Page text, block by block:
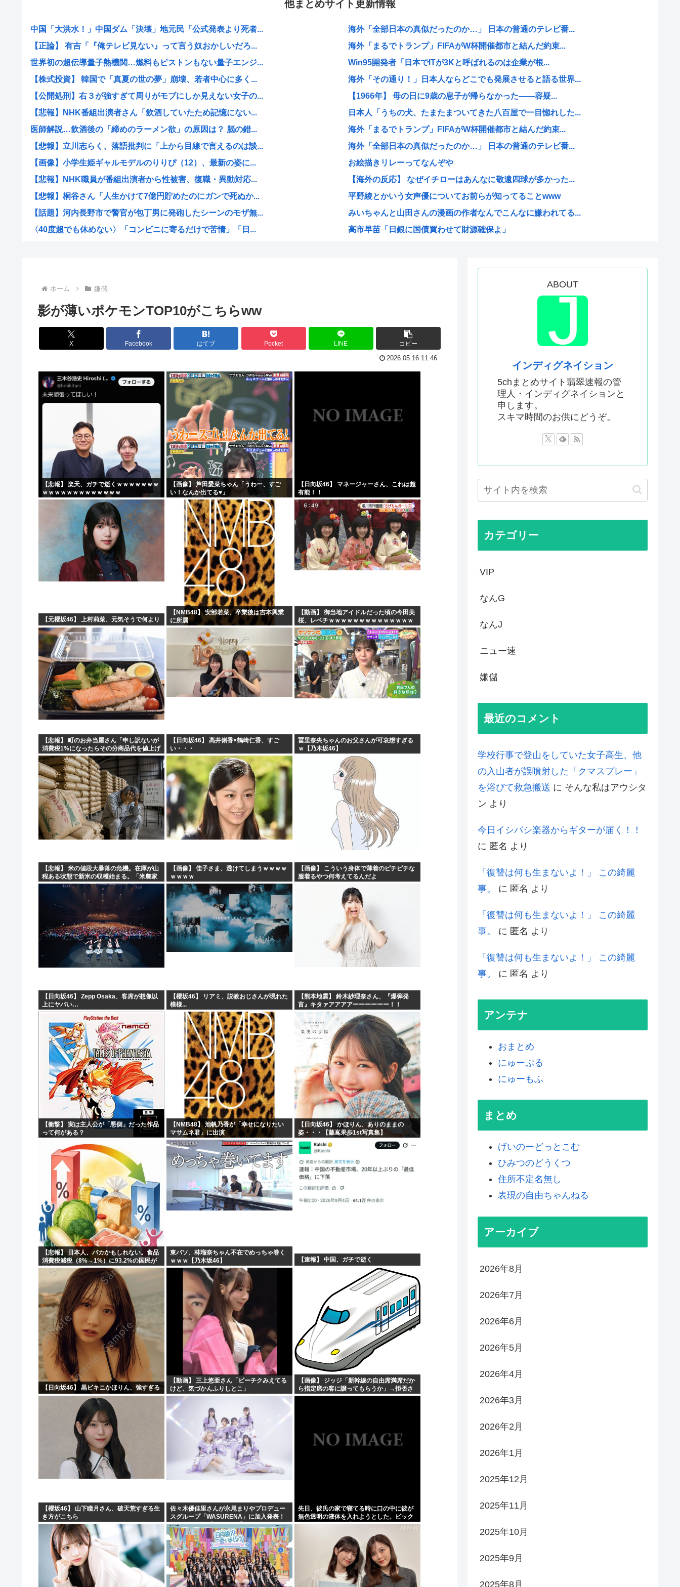
他まとめサイト更新情報
中国「大洪水！」中国ダム「決壊」地元民「公式発表より死者...
【正論】 有吉「『俺テレビ見ない』って言う奴おかしいだろ...
世界初の超伝導量子熱機関…燃料もピストンもない量子エンジ...
【株式投資】 韓国で「真夏の世の夢」崩壊、若者中心に多く...
【公開処刑】右３が強すぎて周りがモブにしか見えない女子の...
【悲報】NHK番組出演者さん「飲酒していたため記憶にない...
医師解説…飲酒後の「締めのラーメン欲」の原因は？ 脳の錯...
【悲報】立川志らく、落語批判に「上から目線で言えるのは談...
【画像】小学生姫ギャルモデルのりりぴ（12）、最新の姿に...
【悲報】NHK職員が番組出演者から性被害、復職・異動対応...
【悲報】桐谷さん「人生かけて7億円貯めたのにガンで死ぬか...
【話題】河内長野市で警官が包丁男に発砲したシーンのモザ無...
〈40度超でも休めない〉「コンビニに寄るだけで苦情」「日...
【悲報】NHK職員が番組出演者から性被害・・・・・・・・...
【正論】有吉さん、「テレビ見ない」発言をする無神経な一般...
【悲報】ガンダムの戦艦さん、モビルスーツに簡単に落とされ...
【悲報】国民栄誉賞の記念品に「高市早苗」と彫ってあって炎...
【悲報】渡邊渚、PTSDへの無理解に「同じ病気になったこ...
【悲報】車で要らない装備、「電動シート」に決まる・・・
【悲報】性的暴行事件の元ジャンポケ斉藤慎二被告に懲役7年...
【HUNTER×HUNTER】あたしの昔の写真見せようか...
【動画】 石破「公約を果たすというが、減税しますは公約で...
アクションカメラのGoPro、もう誰も使ってない
【闇深】小学館の編集者オジサン、グラドルを密室に呼び出し...
【画像】松本人志さん、大勢の若いファンに囲まれてご満悦w...
海外「全部日本の真似だったのか…」 日本の普通のテレビ番...
海外「まるでトランプ」FIFAがW杯開催都市と結んだ約束...
Win95開発者「日本でITが3Kと呼ばれるのは企業が根...
海外「その通り！」日本人ならどこでも発展させると語る世界...
【1966年】 母の日に9歳の息子が帰らなかった——容疑...
日本人「うちの犬、たまたまついてきた八百屋で一目惚れした...
海外「まるでトランプ」FIFAがW杯開催都市と結んだ約束...
海外「全部日本の真似だったのか…」 日本の普通のテレビ番...
お絵描きリレーってなんぞや
【海外の反応】 なぜイチローはあんなに敬遠四球が多かった...
平野綾とかいう女声優についてお前らが知ってることwww
みいちゃんと山田さんの漫画の作者なんでこんなに嫌われてる...
高市早苗「日銀に国債買わせて財源確保よ」
高市早苗さん、熊本避難所までいって謎の顔面ライトアップシ...
海外「日本のアニメがここまで泣けるなんて…！」海外のアニ...
ひなこのーと作者、ついに一線を超える
高市早苗と面会した熊本県氷川町の至れり尽くせり島田博行さ...
ラブコメ漫画で応援してたヒロインが負けた時の悲しさは異常
欧州「日本だけ反則だろ…」 世界の『日本びいき』にヨーロ...
尾田栄一郎、新人漫画家に喝「31ページの漫画を描くのに何...
「-86- エイティシックス」とかいうアニメ、ちょっと間...
⚽インファンティーノ会長、完全に孤立 UEFA「訴訟を準...
海外「どの国もあっさり！」日本が撃退したモンゴル帝国の本...
【有能】政府「トラックはサービスエリア利用有料化すればサ...
【⌚】高市早苗「外為特会ホクホク」食品消費税1%の財源に...
韓国人「キムチは無料で食べられるものなのに、日本のレスト...
ホーム 嫌儲
影が薄いポケモンTOP10がこちらww
X Facebook はてブ Pocket LINE コピー
2026.05.16 11:46
【悲報】 楽天、ガチで逝くｗｗｗｗｗｗｗ
ｗｗｗｗｗｗｗｗｗｗｗｗｗ
【画像】 芦田愛菜ちゃん「うわー、すご
い！なんか出てる♥」
【日向坂46】 マネージャーさん、これは超
有能！！
【元櫻坂46】 上村莉菜、元気そうで何より
【NMB48】 安部若菜、卒業後は吉本興業
に所属
【動画】 御当地アイドルだった頃の今田美
桜、レベチｗｗｗｗｗｗｗｗｗｗｗｗｗｗ
ｗｗｗｗ
【悲報】 町のお弁当屋さん「申し訳ないが
消費税1%になったらその分商品代を値上げ
するわ」
【日向坂46】 高井俐香×鶴崎仁香、すご
い・・・
冨里奈央ちゃんのお父さんが可哀想すぎる
ｗ【乃木坂46】
【悲報】 米の値段大暴落の危機。在庫が山
程ある状態で新米の収穫始まる。「米農家
が生活できない」
【画像】 佳子さま、透けてしまうｗｗｗｗ
ｗｗｗｗ
【画像】 こういう身体で薄着のピチピチな
服着るやつ何考えてるんだよ
【日向坂46】 Zepp Osaka、客席が想像以
上にヤバい…
【櫻坂46】 リアミ、説教おじさんが現れた
模様...
【熊本地震】 鈴木紗理奈さん、『爆弾発
言』キタァアアアアーーーーーー！！
【衝撃】 実は主人公が「悪側」だった作品
って何がある？
【NMB48】 池帆乃香が「幸せになりたい
マサムネ君」に出演
【日向坂46】 かほりん、ありのままの
姿・・・【藤嶌果歩1st写真集】
【悲報】 日本人、バカかもしれない。食品
消費税減税（8%→1%）に93.2%の国民が
賛成してしまう
東パソ、林瑠奈ちゃん不在でめっちゃ巻く
ｗｗｗ【乃木坂46】
【速報】 中国、ガチで逝く
【日向坂46】 黒ビキニかほりん、強すぎる
【動画】 三上悠亜さん「ビーチクみえてる
けど、気づかんふりしとこ」
【画像】 ジッジ「新幹線の自由席満席だか
ら指定席の客に譲ってもらうか」→拒否さ
れ怒りの投稿ｗｗｗ
【櫻坂46】 山下瞳月さん、破天荒すぎる生
き方がこちら
佐々木優佳里さんが永尾まりやプロデュー
スグループ「WASURENA」に加入発表！
現在のグループと兼任へ【元AKB48ゆかる
ん・まりやぎ】
先日、彼氏の家で寝てる時に口の中に彼が
無色透明の液体を入れようとした。ビック
リして起きた私に彼が…
ABOUT
インディグネイション
5chまとめサイト翡翠速報の管
理人・インディグネイションと
申します。
スキマ時間のお供にどうぞ。
カテゴリー
VIP
なんG
なんJ
ニュー速
嫌儲
最近のコメント
学校行事で登山をしていた女子高生、他
の入山者が誤噴射した「クマスプレー」
を浴びて救急搬送 に そんな私はアウシタ
ン より
今日イシバシ楽器からギターが届く！！
に 匿名 より
「復讐は何も生まないよ！」 この綺麗
事。
に 匿名 より
「復讐は何も生まないよ！」 この綺麗
事。
に 匿名 より
「復讐は何も生まないよ！」 この綺麗
事。
に 匿名 より
アンテナ
おまとめ
にゅーぷる
にゅーもふ
まとめ
げいのーどっとこむ
ひみつのどうくつ
住所不定名無し
表現の自由ちゃんねる
アーカイブ
2026年8月
2026年7月
2026年6月
2026年5月
2026年4月
2026年3月
2026年2月
2026年1月
2025年12月
2025年11月
2025年10月
2025年9月
2025年8月